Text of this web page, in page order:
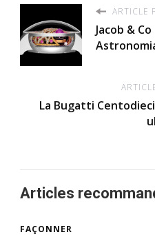
ARTICLE
Jacob &
La Bugatti
Articles
FAÇONNER